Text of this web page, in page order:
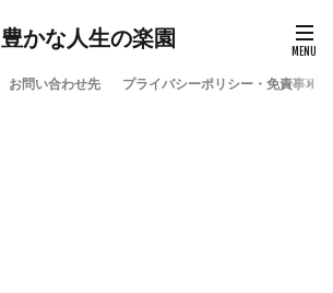
豊かな人生の楽園
お問い合わせ先 プライバシーポリシー・免責事項